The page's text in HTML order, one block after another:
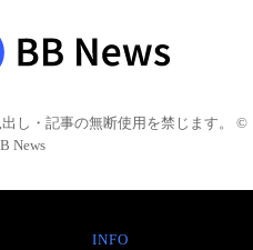
し・記事の無断使用を禁じます。 ©
News
INFO